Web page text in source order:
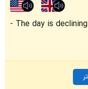
The day is